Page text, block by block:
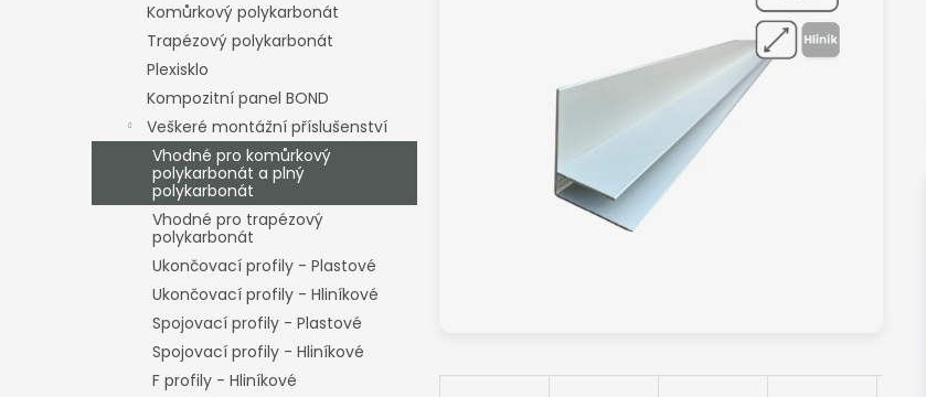
l
Komůrkový polykarbonát
Trapézový polykarbonát
Plexisklo
Kompozitní panel BOND
Veškeré montážní příslušenství
Vhodné pro komůrkový
polykarbonát a plný
polykarbonát
Vhodné pro trapézový
polykarbonát
Ukončovací profily - Plastové
Ukončovací profily - Hliníkové
Spojovací profily - Plastové
Spojovací profily - Hliníkové
F profily - Hliníkové